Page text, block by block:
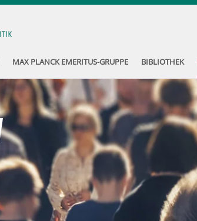
MAX PLANCK EMERITUS-GRUPPE BIBLIOTHEK